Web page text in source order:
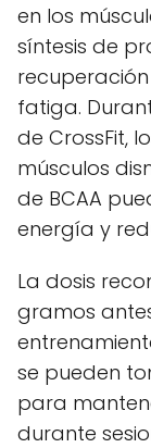
en los
síntesis de
fatiga.
de CrossFit,
músculos
de BCAA
energía y
La dosis
gramos
se pueden
para
durante